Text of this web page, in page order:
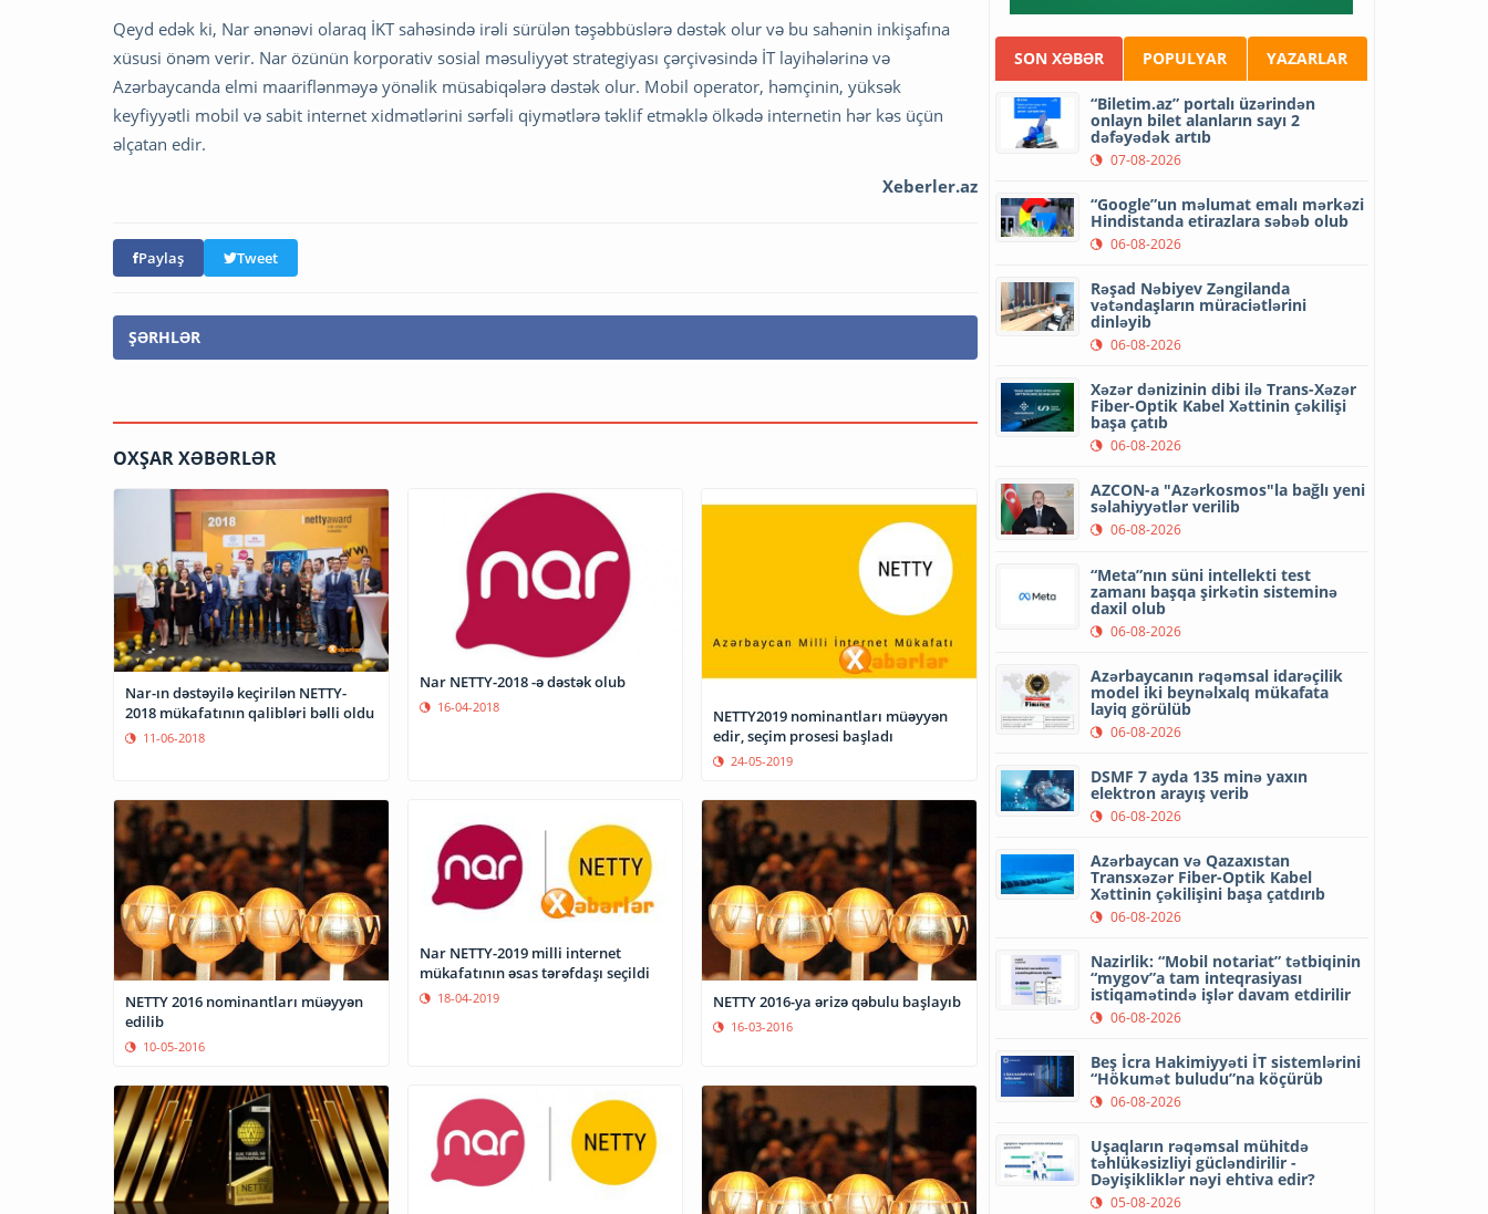
Qeyd edək ki, Nar ənənəvi olaraq İKT sahəsində irəli sürülən təşəbbüslərə dəstək olur və bu sahənin inkişafına
xüsusi önəm verir. Nar özünün korporativ sosial məsuliyyət strategiyası çərçivəsində İT layihələrinə və
Azərbaycanda elmi maariflənməyə yönəlik müsabiqələrə dəstək olur. Mobil operator, həmçinin, yüksək
keyfiyyətli mobil və sabit internet xidmətlərini sərfəli qiymətlərə təklif etməklə ölkədə internetin hər kəs üçün
əlçatan edir.
Xeberler.az
Paylaş Tweet
ŞƏRHLƏR
OXŞAR XƏBƏRLƏR
Nar-ın dəstəyilə keçirilən NETTY-
2018 mükafatının qalibləri bəlli oldu
11-06-2018
Nar NETTY-2018 -ə dəstək olub
16-04-2018
NETTY2019 nominantları müəyyən
edir, seçim prosesi başladı
24-05-2019
NETTY 2016 nominantları müəyyən
edilib
10-05-2016
Nar NETTY-2019 milli internet
mükafatının əsas tərəfdaşı seçildi
18-04-2019 NETTY 2016-ya ərizə qəbulu başlayıb
16-03-2016
SON XƏBƏR POPULYAR YAZARLAR
“Biletim.az” portalı üzərindən
onlayn bilet alanların sayı 2
dəfəyədək artıb
07-08-2026
“Google”un məlumat emalı mərkəzi
Hindistanda etirazlara səbəb olub
06-08-2026
Rəşad Nəbiyev Zəngilanda
vətəndaşların müraciətlərini
dinləyib
06-08-2026
Xəzər dənizinin dibi ilə Trans-Xəzər
Fiber-Optik Kabel Xəttinin çəkilişi
başa çatıb
06-08-2026
AZCON-a "Azərkosmos"la bağlı yeni
səlahiyyətlər verilib
06-08-2026
“Meta”nın süni intellekti test
zamanı başqa şirkətin sisteminə
daxil olub
06-08-2026
Azərbaycanın rəqəmsal idarəçilik
model iki beynəlxalq mükafata
layiq görülüb
06-08-2026
DSMF 7 ayda 135 minə yaxın
elektron arayış verib
06-08-2026
Azərbaycan və Qazaxıstan
Transxəzər Fiber-Optik Kabel
Xəttinin çəkilişini başa çatdırıb
06-08-2026
Nazirlik: “Mobil notariat” tətbiqinin
“mygov”a tam inteqrasiyası
istiqamətində işlər davam etdirilir
06-08-2026
Beş İcra Hakimiyyəti İT sistemlərini
“Hökumət buludu”na köçürüb
06-08-2026
Uşaqların rəqəmsal mühitdə
təhlükəsizliyi gücləndirilir -
Dəyişikliklər nəyi ehtiva edir?
05-08-2026